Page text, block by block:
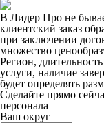
В Лидер Про не
клиентский заказ
при заключении
множество
Регион,
услуги, наличие
будет определять
Сделайте прямо
персонала
Ваш округ